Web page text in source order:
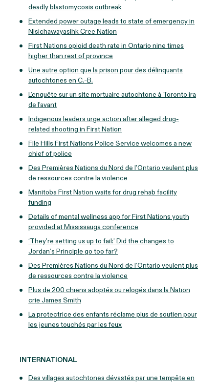
deadly blastomycosis outbreak
Extended power outage leads to state of emergency in
Nisichawayasihk Cree Nation
First Nations opioid death rate in Ontario nine times
higher than rest of province
Une autre option que la prison pour des délinquants
autochtones en C.-B.
L’enquête sur un site mortuaire autochtone à Toronto ira
de l’avant
Indigenous leaders urge action after alleged drug-
related shooting in First Nation
File Hills First Nations Police Service welcomes a new
chief of police
Des Premières Nations du Nord de l’Ontario veulent plus
de ressources contre la violence
Manitoba First Nation waits for drug rehab facility
funding
Details of mental wellness app for First Nations youth
provided at Mississauga conference
‘They’re setting us up to fail:’ Did the changes to
Jordan’s Principle go too far?
Des Premières Nations du Nord de l’Ontario veulent plus
de ressources contre la violence
Plus de 200 chiens adoptés ou relogés dans la Nation
crie James Smith
La protectrice des enfants réclame plus de soutien pour
les jeunes touchés par les feux
INTERNATIONAL
Des villages autochtones dévastés par une tempête en